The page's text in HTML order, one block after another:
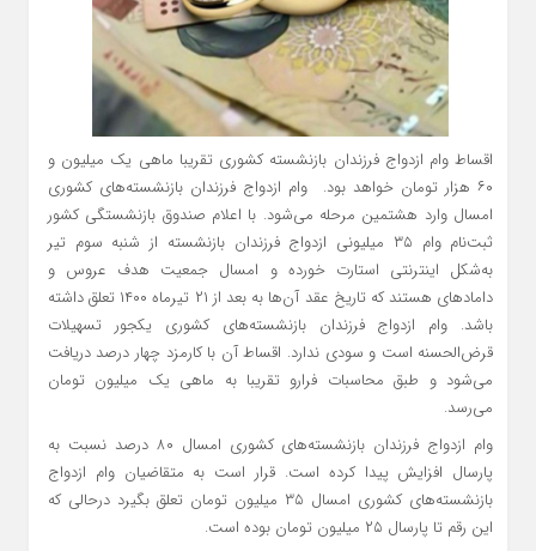
اقساط وام ازدواج فرزندان بازنشسته کشوری تقریبا ماهی یک میلیون و
۶۰ هزار تومان خواهد بود. وام ازدواج فرزندان بازنشسته‌های کشوری
امسال وارد هشتمین مرحله می‌شود. با اعلام صندوق بازنشستگی کشور
ثبت‌نام وام ۳۵ میلیونی ازدواج فرزندان بازنشسته از شنبه سوم تیر
به‌شکل اینترنتی استارت خورده و امسال جمعیت هدف عروس و
دامادهای هستند که تاریخ عقد آن‌ها به بعد از ۲۱ تیرماه ۱۴۰۰ تعلق داشته
باشد. وام ازدواج فرزندان بازنشسته‌های کشوری یکجور تسهیلات
قرض‌الحسنه است و سودی ندارد. اقساط آن با کارمزد چهار درصد دریافت
می‌شود و طبق محاسبات فرارو تقریبا به ماهی یک میلیون تومان
می‌رسد.
وام ازدواج فرزندان بازنشسته‌های کشوری امسال ۸۰ درصد نسبت به
پارسال افزایش پیدا کرده است. قرار است به متقاضیان وام ازدواج
بازنشسته‌های کشوری امسال ۳۵ میلیون تومان تعلق بگیرد درحالی که
این رقم تا پارسال ۲۵ میلیون تومان بوده است.